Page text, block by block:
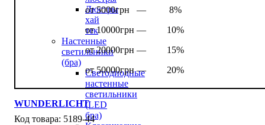
Люстры
хай
тек
Настенные
светильники
(бра)
Светодиодные
настенные
светильники
(LED
бра)
от 5000грн —
8%
от 10000грн —
10%
от 20000грн —
15%
от 50000грн —
20%
WUNDERLICHT
5189-44